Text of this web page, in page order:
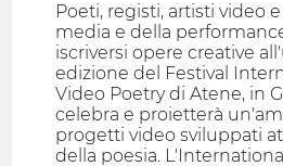
Poeti, registi, artisti video
media e della
iscriversi opere creative
edizione del Festival
Video Poetry di Atene, in
celebra e proietterà
progetti video sviluppati
della poesia.